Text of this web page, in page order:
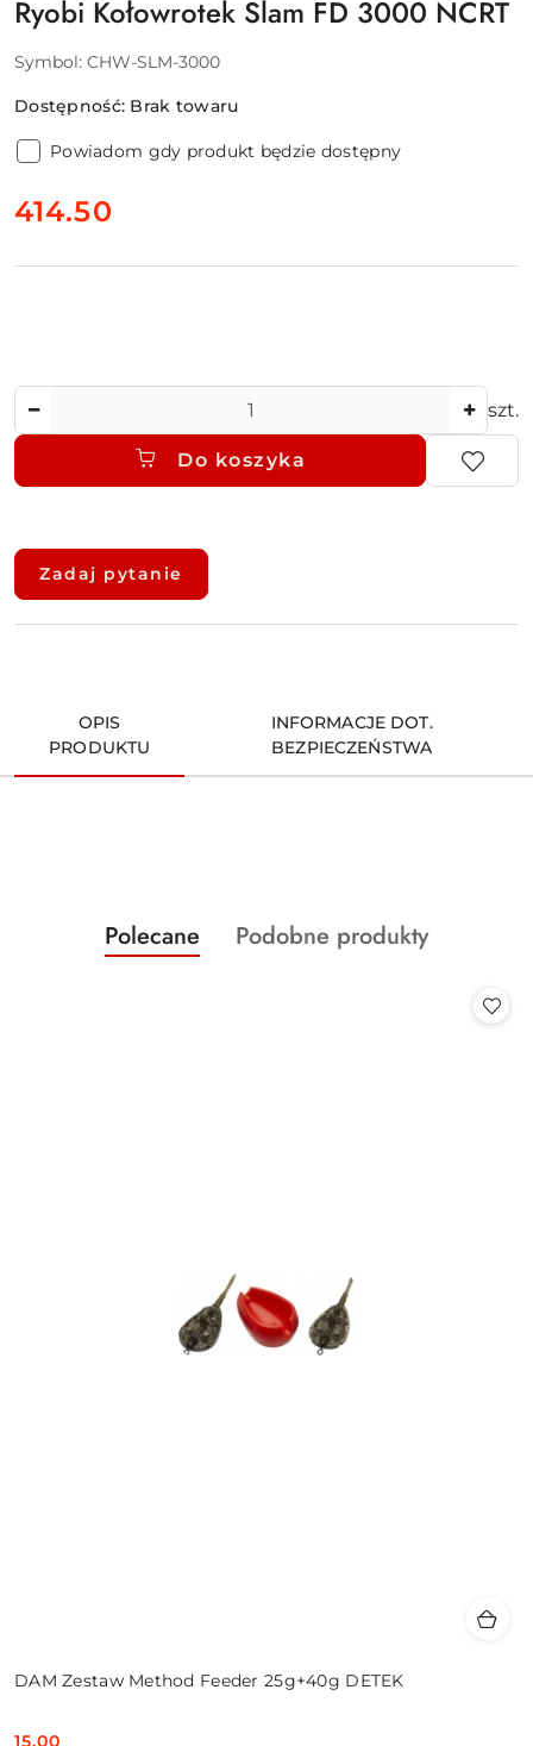
Ryobi Kołowrotek Slam FD 3000 NCRT
Symbol: CHW-SLM-3000
Dostępność: Brak towaru
Powiadom gdy produkt będzie dostępny
cena:
414.50
szt.
Do koszyka
Dostępność
dostawa
Zadaj pytanie
OPIS
PRODUKTU
INFORMACJE DOT.
BEZPIECZEŃSTWA
Pomiń karuzelę produktów
Produkty
o
Polecane
Produkty
Podobne produkty
DAM Zestaw Method Feeder 25g+40g DETEK
15.00